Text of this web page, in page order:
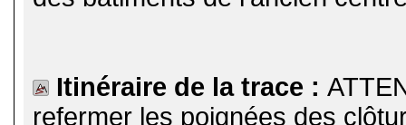
Itinéraire de la trace :
refermer les poignées des